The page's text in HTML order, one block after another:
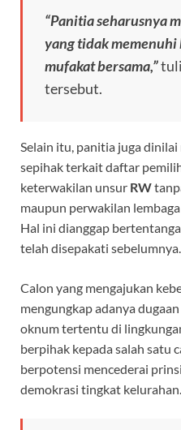
“Panitia seharusnya
yang tidak memenuhi
mufakat bersama,”
tersebut.
Selain itu, panitia juga
sepihak terkait daftar
keterwakilan unsur RW
maupun perwakilan
Hal ini dianggap
telah disepakati sebelumnya.
Calon yang mengajukan
mengungkap adanya
oknum tertentu di
berpihak kepada salah satu
berpotensi mencederai
demokrasi tingkat kelurahan.